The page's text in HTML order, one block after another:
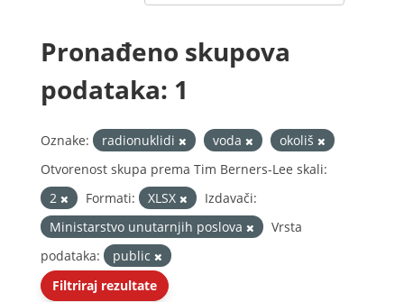
Pronađeno skupova
podataka: 1
Oznake: radionuklidi voda
okoliš
Otvorenost skupa prema Tim Berners-Lee skali:
2
Formati: XLSX
Izdavači:
Ministarstvo unutarnjih poslova
Vrsta
podataka:
public
Filtriraj rezultate